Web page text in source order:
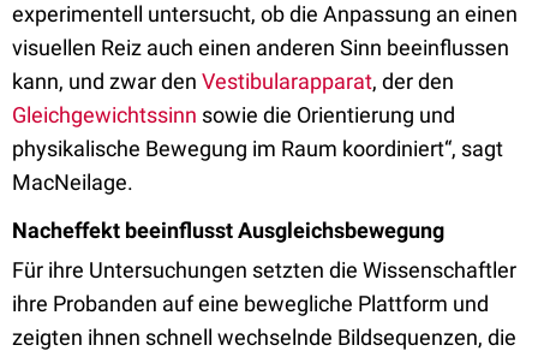
experimentell untersucht, ob die Anpassung an einen
visuellen Reiz auch einen anderen Sinn beeinflussen
kann, und zwar den Vestibularapparat, der den
Gleichgewichtssinn sowie die Orientierung und
physikalische Bewegung im Raum koordiniert“, sagt
MacNeilage.
Nacheffekt beeinflusst Ausgleichsbewegung
Für ihre Untersuchungen setzten die Wissenschaftler
ihre Probanden auf eine bewegliche Plattform und
zeigten ihnen schnell wechselnde Bildsequenzen, die